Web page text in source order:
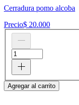
Cerradura pomo alcoba
Precio$ 20.000
Agregar al carrito